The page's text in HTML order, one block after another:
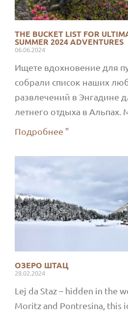
THE BUCKET LIST FOR
SUMMER 2024 ADVENTURES
06.06.2024
Ищете вдохновение для
собрали список наших
развлечений в Энгадине
летнего отдыха в Альпах.
Подробнее "
ОЗЕРО ШТАЦ
28.02.2024
Lej da Staz – hidden in the
Moritz and Pontresina, this